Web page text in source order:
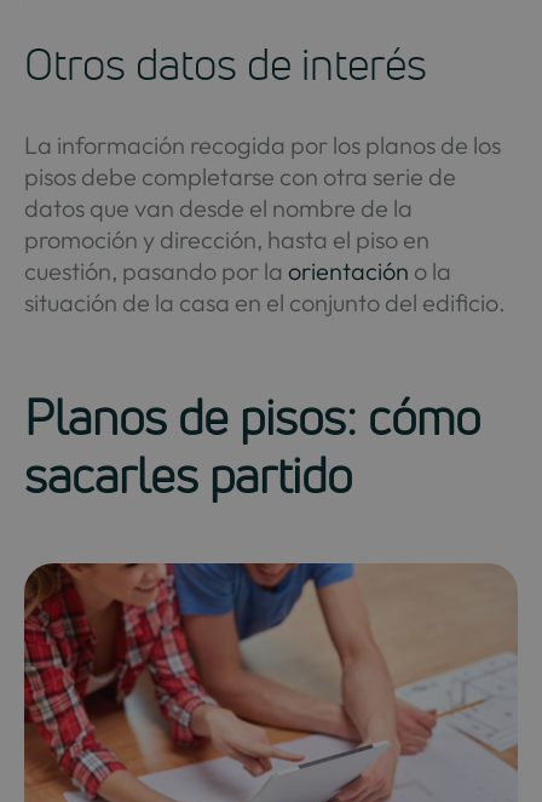
Otros datos de interés
La información recogida por los planos de los
pisos debe completarse con otra serie de
datos que van desde el nombre de la
promoción y dirección, hasta el piso en
cuestión, pasando por la orientación o la
situación de la casa en el conjunto del edificio.
Planos de pisos: cómo
sacarles partido